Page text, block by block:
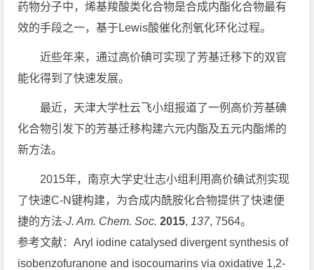
药物分子中，烯基羧酸类化合物是合成内酯化合物最有
效的手段之一，基于Lewis酸催化剂氧化环化过程。
近些年来，通过高价碘可实现了芳基迁移下的双官
能化得到了快速发展。
最近，天津大学杜云飞小组报道了一例高价芳基碘
化合物引发下的芳基迁移构建六元内酯及五元内酯烯的
新方法。
2015年，南京大学史壮志小组利用高价碘试剂实现
了快速C-N键构建，为合成内酰胺化合物提供了快速便
捷的方法-J. Am. Chem. Soc. 2015, 137, 7564。
参考文献：Aryl iodine catalysed divergent synthesis of
isobenzofuranone and isocoumarins via oxidative 1,2-